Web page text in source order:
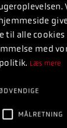
DKK
til alle cookies
med
Læs mere
MÅLRETNING